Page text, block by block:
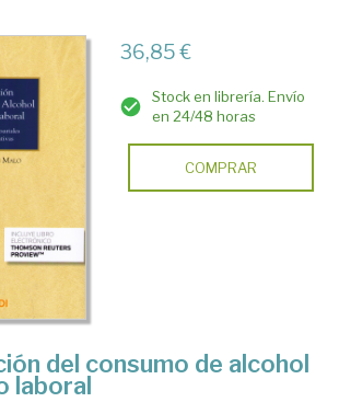
36,85 €
Stock en librería. Envío
en 24/48 horas
COMPRAR
del consumo de alcohol
laboral